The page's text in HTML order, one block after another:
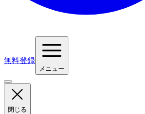
無料登録
メニュー
閉じる